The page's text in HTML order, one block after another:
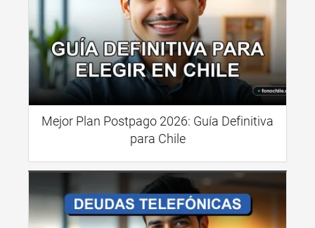
Mejor Plan Postpago 2026: Guía Definitiva
para Chile